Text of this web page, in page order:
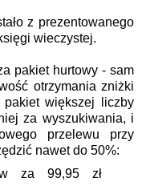
z prezentowanego
wieczystej.
pakiet hurtowy - sam
otrzymania zniżki
większej liczby
za wyszukiwania, i
przelewu przy
nawet do 50%:
za 99,95 zł